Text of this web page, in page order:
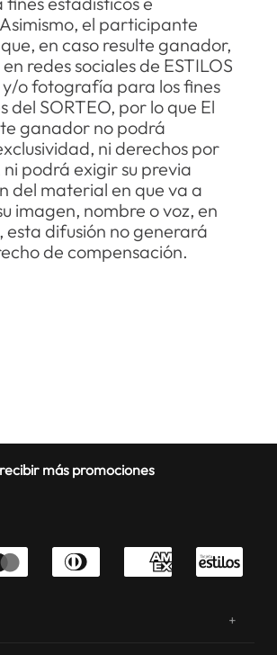
el participante
en caso resulte ganador,
redes sociales de ESTILOS
y/o fotografía para los fines
del SORTEO, por lo que El
ganador no podrá
ni derechos por
podrá exigir su previa
del material en que va a
imagen, nombre o voz, en
esta difusión no generará
de compensación.
más promociones
+